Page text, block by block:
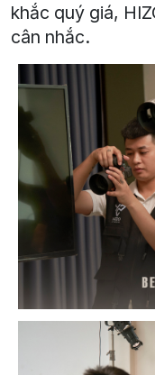
khắc quý giá,
cân nhắc.